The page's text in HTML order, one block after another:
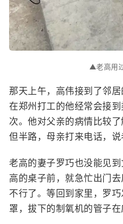
▲老高用
那天上午，高伟接到了邻
在郑州打工的他经常会接
次。他对父亲的病情比较
但半路，母亲打来电话，说
老高的妻子罗巧也没能见
高的桌子前，就急忙出门
不行了。等回到家里，罗
罩，拔下的制氧机的管子